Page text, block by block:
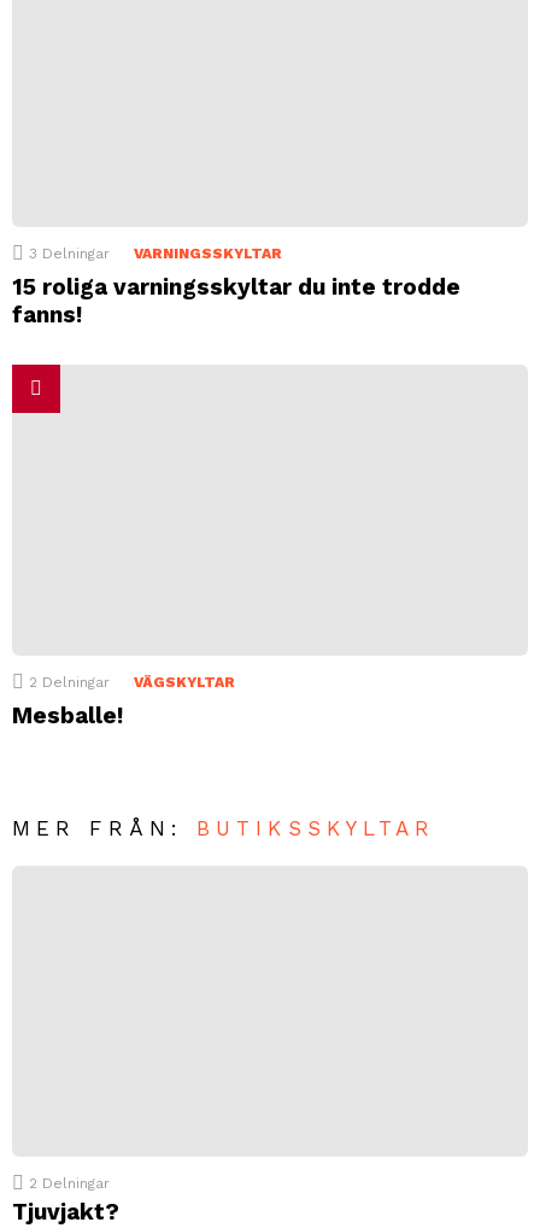
3 Delningar VARNINGSSKYLTAR
15 roliga varningsskyltar du inte trodde
fanns!
2 Delningar VÄGSKYLTAR
Mesballe!
MER FRÅN: BUTIKSSKYLTAR
2 Delningar
Tjuvjakt?